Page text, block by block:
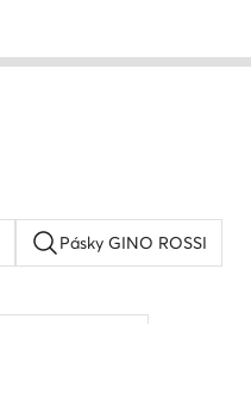
Pásky GINO ROSSI